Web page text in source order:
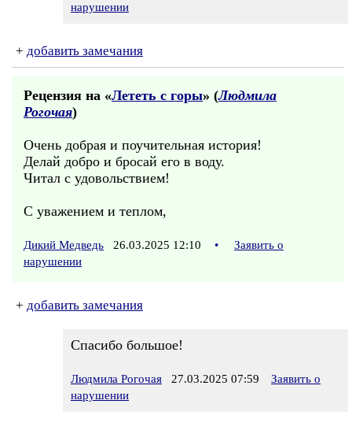
нарушении
+ добавить замечания
Рецензия на «Лететь с горы» (Людмила
Рогочая)
Очень добрая и поучительная история!
Делай добро и бросай его в воду.
Читал с удовольствием!
С уважением и теплом,
Дикий Медведь 26.03.2025 12:10 •
Заявить о
нарушении
+ добавить замечания
Спасибо большое!
Людмила Рогочая 27.03.2025 07:59
Заявить о
нарушении